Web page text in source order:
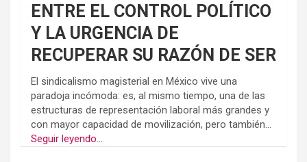
ENTRE EL CONTROL POLÍTICO
Y LA URGENCIA DE
RECUPERAR SU RAZÓN DE SER
El sindicalismo magisterial en México vive una
paradoja incómoda: es, al mismo tiempo, una de las
estructuras de representación laboral más grandes y
con mayor capacidad de movilización, pero también...
Seguir leyendo...